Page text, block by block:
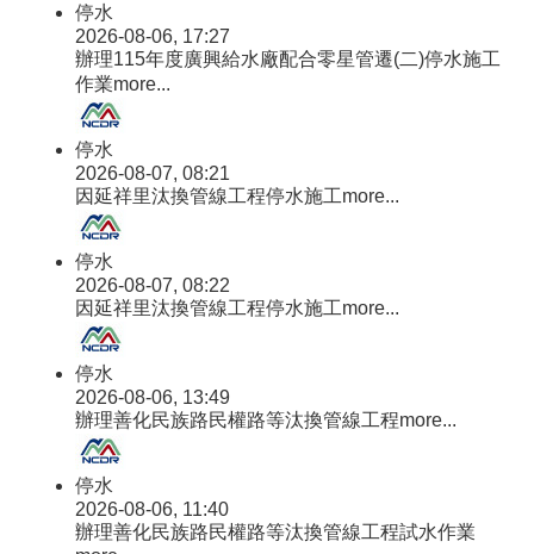
停水
2026-08-06, 17:27
辦理115年度廣興給水廠配合零星管遷(二)停水施工
作業more...
停水
2026-08-07, 08:21
因延祥里汰換管線工程停水施工more...
停水
2026-08-07, 08:22
因延祥里汰換管線工程停水施工more...
停水
2026-08-06, 13:49
辦理善化民族路民權路等汰換管線工程more...
停水
2026-08-06, 11:40
辦理善化民族路民權路等汰換管線工程試水作業